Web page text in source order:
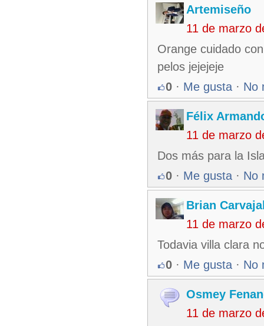
Artemiseño
11 de marzo
Orange cuidado
pelos jejejeje
0 · Me gusta · No
Félix
11 de marzo
Dos más para la
0 · Me gusta · No
Brian
11 de marzo
Todavia villa clara
0 · Me gusta · No
Osmey
11 de marzo